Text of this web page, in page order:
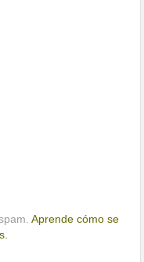
Aprende cómo se